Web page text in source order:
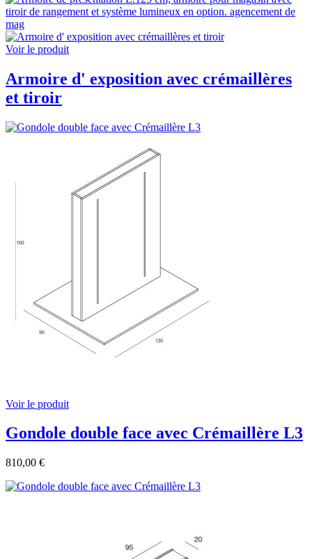
Voir le produit
Armoire d' exposition avec crémaillères
et tiroir
Voir le produit
Gondole double face avec Crémaillère L3
810,00 €